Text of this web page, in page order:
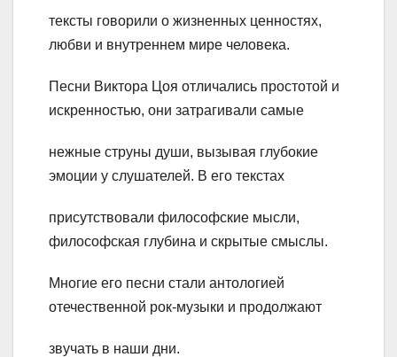
тексты говорили о жизненных ценностях,
любви и внутреннем мире человека.
Песни Виктора Цоя отличались простотой и
искренностью, они затрагивали самые
нежные струны души, вызывая глубокие
эмоции у слушателей. В его текстах
присутствовали философские мысли,
философская глубина и скрытые смыслы.
Многие его песни стали антологией
отечественной рок-музыки и продолжают
звучать в наши дни.